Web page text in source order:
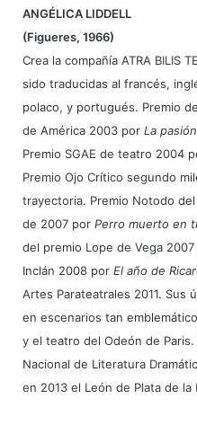
ANGÉLICA LIDDELL
(Figueres, 1966)
Crea la compañía ATRA BILIS
sido traducidas al francés,
polaco, y portugués. Premio
de América 2003 por La
Premio SGAE de teatro 2004
Premio Ojo Crítico segundo
trayectoria. Premio Notodo
de 2007 por Perro muerto en
del premio Lope de Vega
Inclán 2008 por El año de
Artes Parateatrales 2011. Sus
en escenarios tan
y el teatro del Odeón de
Nacional de Literatura
en 2013 el León de Plata de la